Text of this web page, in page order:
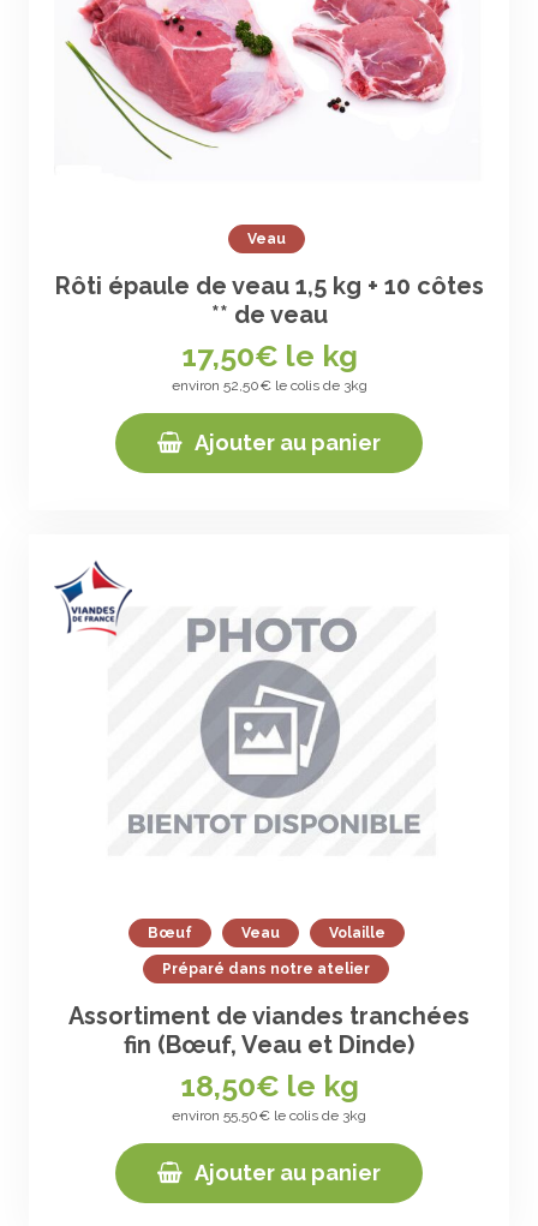
Veau
Rôti épaule de veau 1,5 kg + 10 côtes
** de veau
17,50€ le kg
environ 52,50€ le colis de 3kg
Ajouter au panier
Bœuf Veau Volaille
Préparé dans notre atelier
Assortiment de viandes tranchées
fin (Bœuf, Veau et Dinde)
18,50€ le kg
environ 55,50€ le colis de 3kg
Ajouter au panier